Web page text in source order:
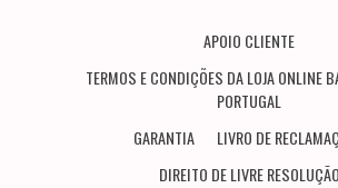
APOIO CLIENTE
TERMOS E CONDIÇÕES DA LOJA ONLINE
PORTUGAL
GARANTIA
LIVRO DE
DIREITO DE LIVRE RESOLUÇÃO